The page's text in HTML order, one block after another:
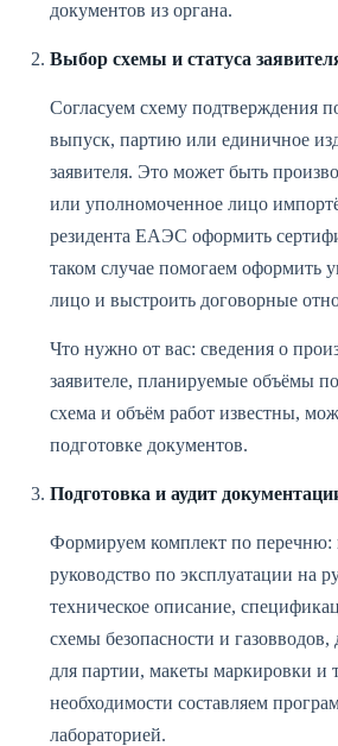
документов из органа.
Выбор схемы и статуса
Согласуем схему подтверждения
выпуск, партию или единичное
заявителя. Это может быть
или уполномоченное лицо
резидента ЕАЭС оформить
таком случае помогаем оформить
лицо и выстроить договорные
Что нужно от вас: сведения о
заявителе, планируемые объёмы
схема и объём работ известны,
подготовке документов.
Подготовка и аудит
Формируем комплект по перечню:
руководство по эксплуатации на
техническое описание,
схемы безопасности и
для партии, макеты маркировки и
необходимости составляем
лабораторией.